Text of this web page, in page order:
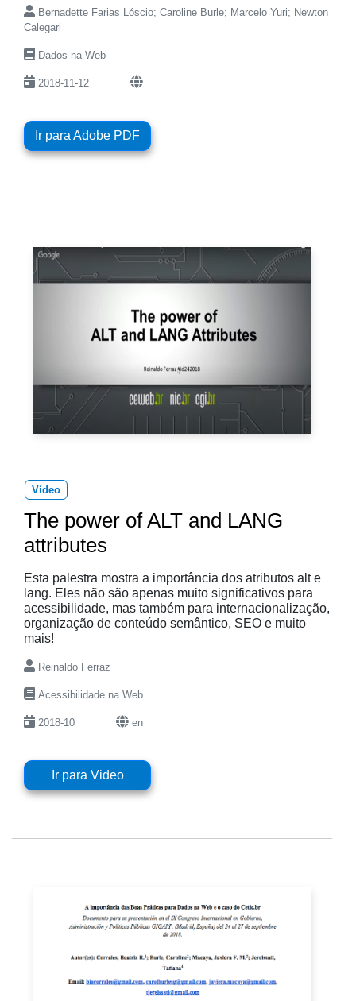
Bernadette Farias Lóscio; Caroline Burle; Marcelo Yuri; Newton
Calegari
Dados na Web
2018-11-12
Ir para Adobe PDF
Vídeo
The power of ALT and LANG
attributes
Esta palestra mostra a importância dos atributos alt e
lang. Eles não são apenas muito significativos para
acessibilidade, mas também para internacionalização,
organização de conteúdo semântico, SEO e muito
mais!
Reinaldo Ferraz
Acessibilidade na Web
2018-10 en
Ir para Video